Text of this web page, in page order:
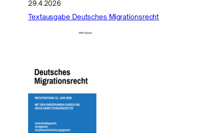
29.4.2026
Textausgabe Deutsches Migrationsrecht